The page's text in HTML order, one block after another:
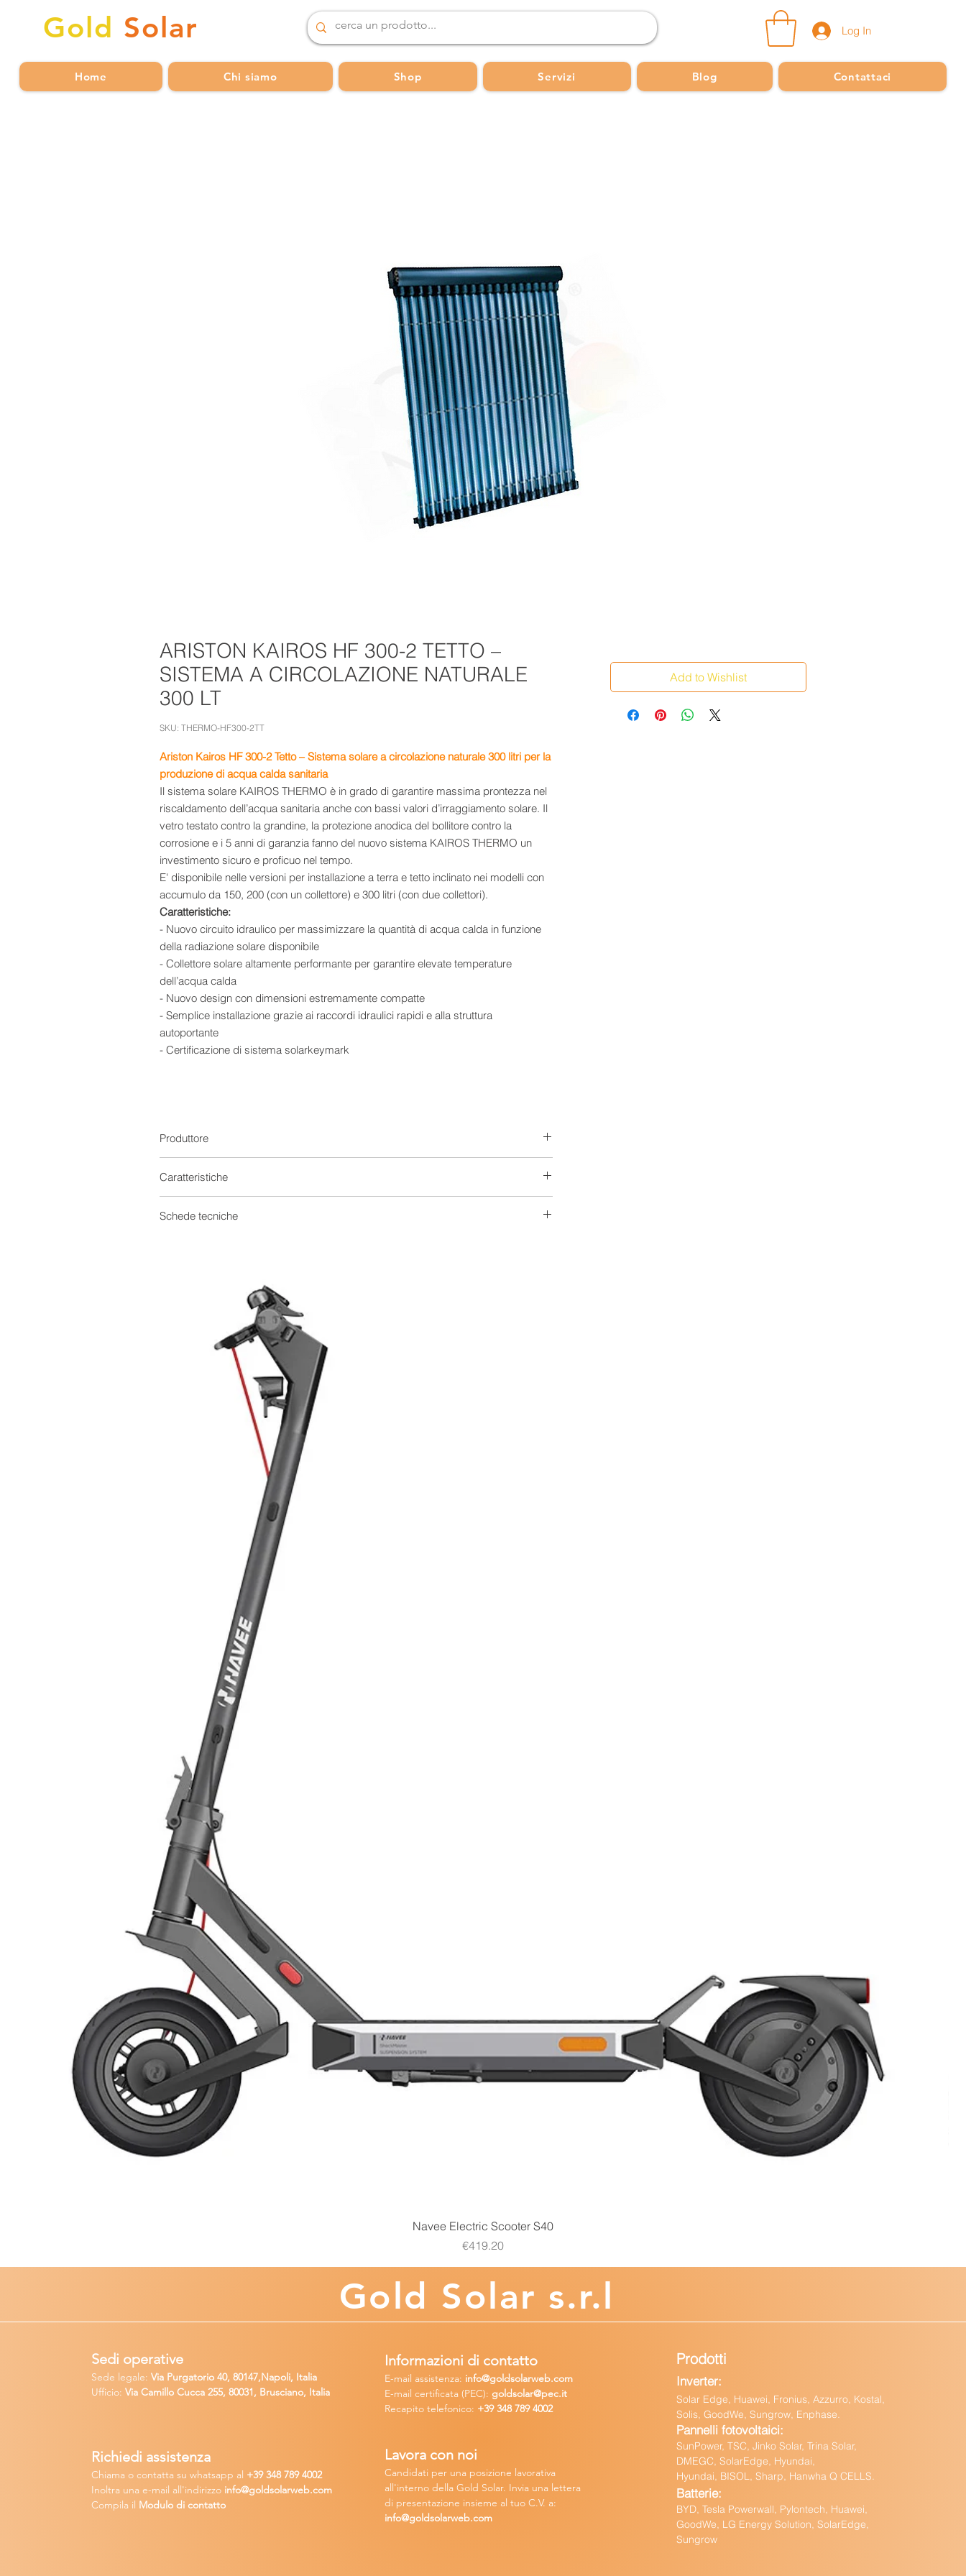
Gold Solar Log In
Home Chi siamo Shop Servizi Blog Contattaci
ARISTON KAIROS HF 300-2 TETTO –
SISTEMA A CIRCOLAZIONE NATURALE
300 LT
SKU: THERMO-HF300-2TT
Ariston Kairos HF 300-2 Tetto – Sistema solare a circolazione naturale300 litri per la
produzione di acqua calda sanitaria
Il sistema solare KAIROS THERMO è in grado di garantire massima prontezza nel
riscaldamento dell’acqua sanitaria anche con bassi valori d’irraggiamento solare. Il
vetro testato contro la grandine, la protezione anodica del bollitore contro la
corrosione e i 5 anni di garanzia fanno del nuovo sistema KAIROS THERMO un
investimento sicuro e proficuo nel tempo.
E' disponibile nelle versioni per installazione a terra e tetto inclinato nei modelli con
accumulo da 150, 200 (con un collettore) e 300 litri (con due collettori).
Caratteristiche:
- Nuovo circuito idraulico per massimizzare la quantità di acqua calda in funzione
della radiazione solare disponibile
- Collettore solare altamente performante per garantire elevate temperature
dell’acqua calda
- Nuovo design con dimensioni estremamente compatte
- Semplice installazione grazie ai raccordi idraulici rapidi e alla struttura
autoportante
- Certificazione di sistema solarkeymark
Produttore
Caratteristiche
Solare Termico
Schede tecniche
Add to Wishlist
Quick View
Navee Electric Scooter S40
Price
€419.20
Gold Solar s.r.l
Sedi operative
Sede legale:Via Purgatorio 40, 80147,Napoli, Italia
Ufficio:Via Camillo Cucca 255, 80031, Brusciano, Italia
Richiedi assistenza
Chiama o contatta su whatsapp al +39 348 789 4002
Inoltra una e-mail all'indirizzo info@goldsolarweb.com
Compila il Modulo di contatto
Lavora con noi
Candidati per una posizione lavorativa
all'interno della Gold Solar. Invia una lettera
di presentazione insieme al tuo C.V. a:
info@goldsolarweb.com
Informazioni di contatto
E-mail assistenza: info@goldsolarweb.com
E-mail certificata (PEC): goldsolar@pec.it
Recapito telefonico: +39 348789 4002
Prodotti
Inverter:
Solar Edge, Huawei, Fronius, Azzurro, Kostal,
Solis, GoodWe, Sungrow, Enphase.
Pannelli fotovoltaici:
SunPower, TSC, Jinko Solar, Trina Solar,
DMEGC, SolarEdge, Hyundai,
Hyundai, BISOL, Sharp, Hanwha Q CELLS.
Batterie:
BYD, Tesla Powerwall, Pylontech, Huawei,
GoodWe, LG Energy Solution, SolarEdge,
Sungrow